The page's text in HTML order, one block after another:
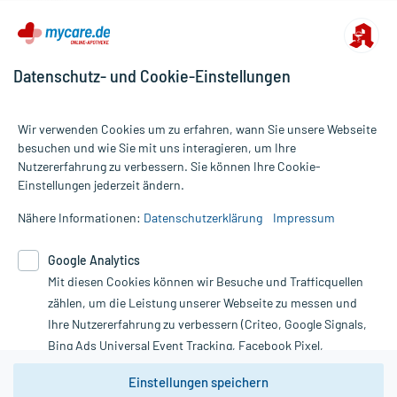
Alle Preise gelten inkl. MwSt., ggf. zzgl. Versandkosten
Informationen auf dieser Website werden ausschließlich für
die Untersuchung und Behandlung durch einen Arzt. Bitte
Therapien eingeleitet werden können. | Diese Webseite benutzt
Google Analytics. Lesen Sie bitte dazu die wichtigen Hinweise in
unserer Datenschutzerklärung. Für den Widerruf einer Bestellung
nutzen Sie das Formular:
Vertrag widerrufen
Datenschutz- und Cookie-Einstellungen
Wir verwenden Cookies um zu erfahren, wann Sie unsere Webseite
besuchen und wie Sie mit uns interagieren, um Ihre
Nutzererfahrung zu verbessern. Sie können Ihre Cookie-
Einstellungen jederzeit ändern.
Nähere Informationen: Datenschutzerklärung Impressum
Google Analytics
Mit diesen Cookies können wir Besuche und Trafficquellen
zählen, um die Leistung unserer Webseite zu messen und
Ihre Nutzererfahrung zu verbessern (Criteo, Google Signals,
Bing Ads Universal Event Tracking, Facebook Pixel,
Youtube-Social Plugin).
Einstellungen speichern